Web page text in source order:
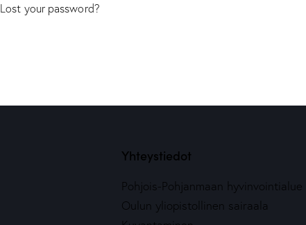
Lost your password?
Yhteystiedot
Pohjois-Pohjanmaan hyvinvointialue
Oulun yliopistollinen sairaala